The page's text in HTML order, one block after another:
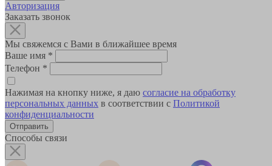
Авторизация
Заказать звонок
Мы свяжемся с Вами в ближайшее время
Ваше имя *
Телефон *
Нажимая на кнопку ниже, я даю согласие на обработку
персональных данных в соответствии с Политикой
конфиденциальности
Способы связи